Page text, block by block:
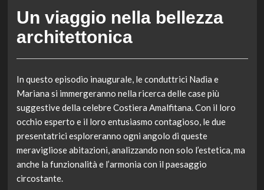
Un viaggio nella bellezza
architettonica
In questo episodio inaugurale, le conduttrici Nadia e
Mariana si immergeranno nella ricerca delle case più
suggestive della celebre Costiera Amalfitana. Con il loro
occhio esperto e il loro entusiasmo contagioso, le due
presentatrici esploreranno ogni angolo di queste
meravigliose abitazioni, analizzando non solo l’estetica, ma
anche la funzionalità e l’armonia con il paesaggio
circostante.